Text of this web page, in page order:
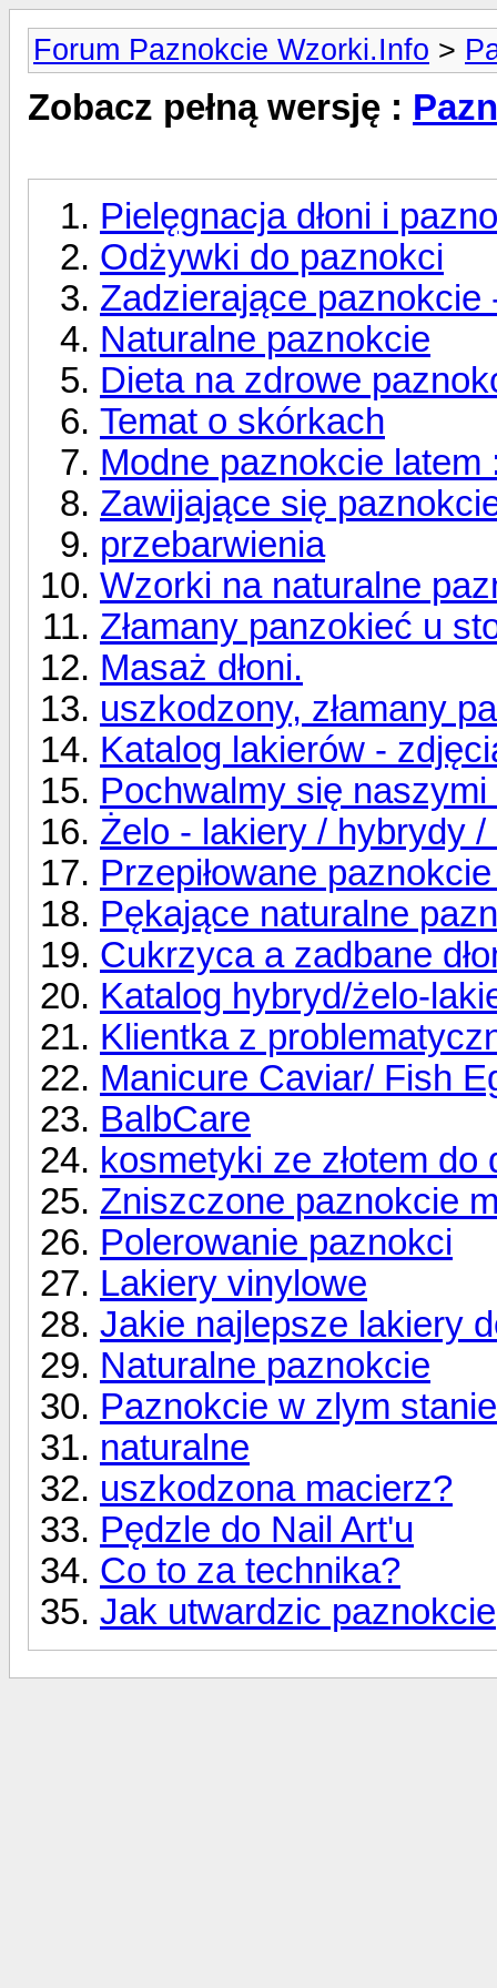
Forum Paznokcie Wzorki.Info >
Zobacz pełną wersję :
Pielęgnacja dłoni i
Odżywki do paznokci
Zadzierające paznokcie
Naturalne paznokcie
Dieta na zdrowe
Temat o skórkach
Modne paznokcie latem
Zawijające się
przebarwienia
Wzorki na naturalne
Złamany panzokieć u
Masaż dłoni.
uszkodzony, złamany
Katalog lakierów -
Pochwalmy się
Żelo - lakiery / hybrydy /
Przepiłowane
Pękające naturalne
Cukrzyca a zadbane
Katalog hybryd/żelo-
Klientka z
Manicure Caviar/ Fish
BalbCare
kosmetyki ze złotem do
Zniszczone paznokcie
Polerowanie paznokci
Lakiery vinylowe
Jakie najlepsze lakiery
Naturalne paznokcie
Paznokcie w zlym
naturalne
uszkodzona macierz?
Pędzle do Nail Art'u
Co to za technika?
Jak utwardzic paznokcie